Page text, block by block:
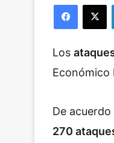
Los
Económico
De
270